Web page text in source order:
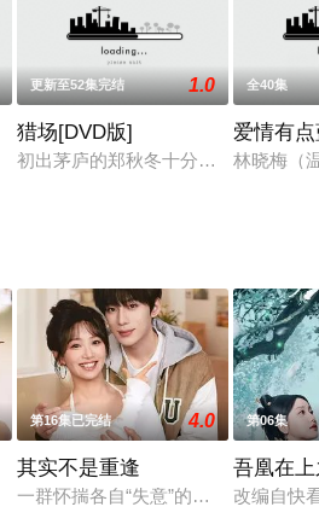
因军统谍网连遭日特破坏，戴笠（王
更新至52集完结 1.0
猎场[DVD版]
初出茅庐的郑秋冬十分渴望事业的成
全40集
爱情有
林晓梅（
，讲述了邻家女孩庞倩（苏晓彤 饰
第16集已完结 4.0
其实不是重逢
一群怀揣各自“失意”的年轻人，在沿
第06集
吾凰在
改编自快